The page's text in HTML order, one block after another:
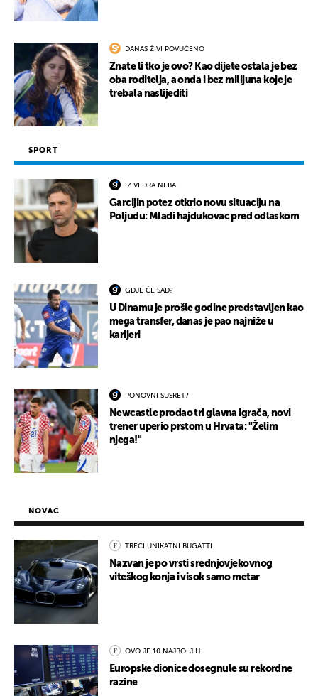
DANAS ŽIVI POVUČENO
Znate li tko je ovo? Kao dijete ostala je bez
oba roditelja, a onda i bez milijuna koje je
trebala naslijediti
SPORT
IZ VEDRA NEBA
Garcijin potez otkrio novu situaciju na
Poljudu: Mladi hajdukovac pred odlaskom
GDJE ĆE SAD?
U Dinamu je prošle godine predstavljen kao
mega transfer, danas je pao najniže u
karijeri
PONOVNI SUSRET?
Newcastle prodao tri glavna igrača, novi
trener uperio prstom u Hrvata: "Želim
njega!"
NOVAC
TREĆI UNIKATNI BUGATTI
Nazvan je po vrsti srednjovjekovnog
viteškog konja i visok samo metar
OVO JE 10 NAJBOLJIH
Europske dionice dosegnule su rekordne
razine